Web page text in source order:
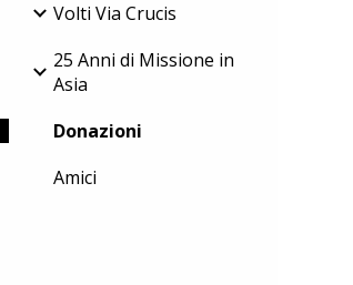
Volti Via Crucis
25 Anni di Missione in
Asia
Donazioni
Amici